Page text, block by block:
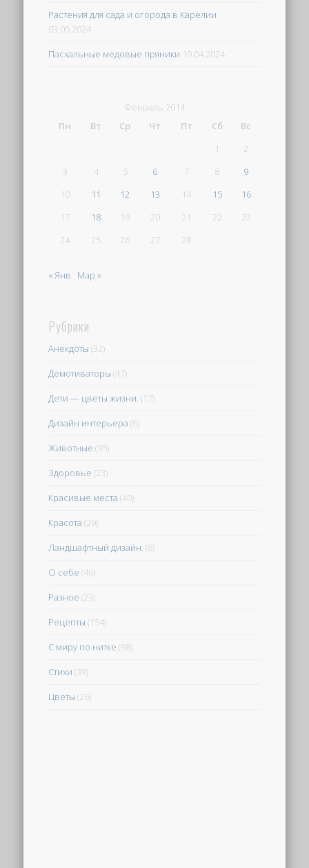
Растения для сада и огорода в Карелии
03.05.2024
Пасхальные медовые пряники 19.04.2024
Февраль 2014
Пн
Вт Ср Чт Пт Сб
Вс
1
2
3
4 5 6 7 8
9
10
11 12 13 14 15
16
17
18 19 20 21 22
23
24
25 26 27 28
« Янв Мар »
Рубрики
Анекдоты (32)
Демотиваторы (47)
Дети — цветы жизни. (17)
Дизайн интерьера (6)
Животные (95)
Здоровье (23)
Красивые места (40)
Красота (29)
Ландшафтный дизайн. (8)
О себе (46)
Разное (23)
Рецепты (154)
С миру по нитке (98)
Стихи (39)
Цветы (26)